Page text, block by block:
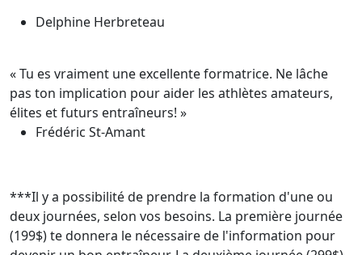
Delphine Herbreteau
« Tu es vraiment une excellente formatrice. Ne lâche
pas ton implication pour aider les athlètes amateurs,
élites et futurs entraîneurs! »
Frédéric St-Amant
***Il y a possibilité de prendre la formation d'une ou
deux journées, selon vos besoins. La première journée
(199$) te donnera le nécessaire de l'information pour